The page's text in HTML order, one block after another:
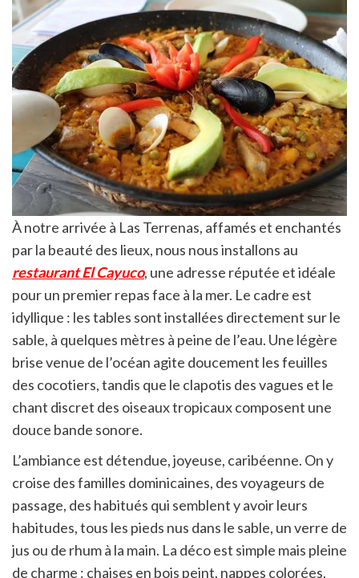
À notre arrivée à Las Terrenas, affamés et enchantés
par la beauté des lieux, nous nous installons au
restaurant El Cayuco, une adresse réputée et idéale
pour un premier repas face à la mer. Le cadre est
idyllique : les tables sont installées directement sur le
sable, à quelques mètres à peine de l’eau. Une légère
brise venue de l’océan agite doucement les feuilles
des cocotiers, tandis que le clapotis des vagues et le
chant discret des oiseaux tropicaux composent une
douce bande sonore.
L’ambiance est détendue, joyeuse, caribéenne. On y
croise des familles dominicaines, des voyageurs de
passage, des habitués qui semblent y avoir leurs
habitudes, tous les pieds nus dans le sable, un verre de
jus ou de rhum à la main. La déco est simple mais pleine
de charme : chaises en bois peint, nappes colorées,